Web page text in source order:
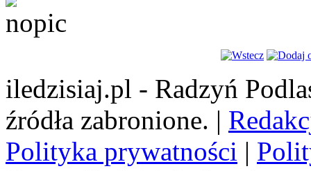
iledzisiaj.pl - Radzyń
źródła zabronione. |
Polityka prywatności |